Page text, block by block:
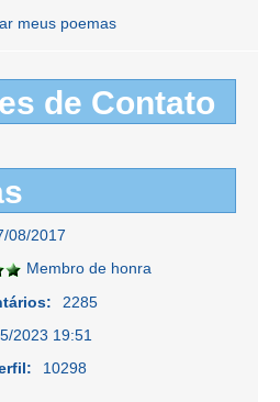
meus poemas
de Contato
08/2017
Membro de honra
2285
2023 19:51
10298